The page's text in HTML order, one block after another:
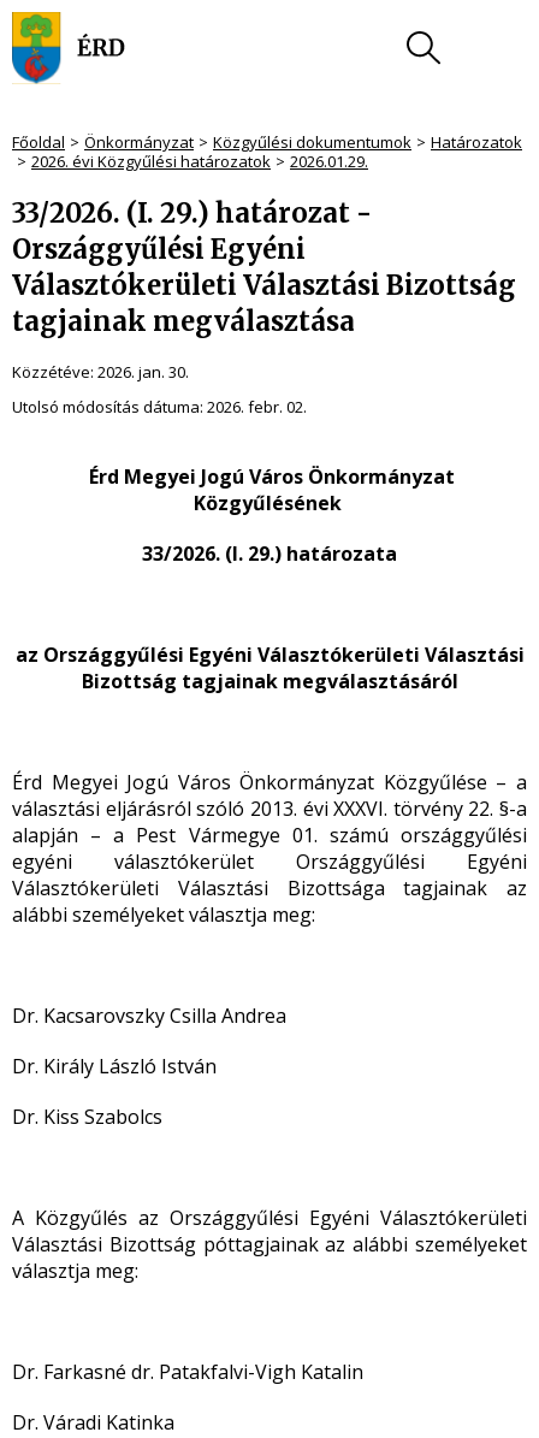
Főoldal Önkormányzat Közgyűlési dokumentumok
Határozatok
2026. évi Közgyűlési határozatok
2026.01.29.
33/2026. (I. 29.) határozat -
Országgyűlési Egyéni
Választókerületi Választási Bizottság
tagjainak megválasztása
Közzétéve: 2026. jan. 30.
Utolsó módosítás dátuma: 2026. febr. 02.
Érd Megyei Jogú Város Önkormányzat
Közgyűlésének
33/2026. (I. 29.) határozata
az Országgyűlési Egyéni Választókerületi Választási
Bizottság tagjainak megválasztásáról
Érd Megyei Jogú Város Önkormányzat Közgyűlése – a
választási eljárásról szóló 2013. évi XXXVI. törvény 22. §-a
alapján – a Pest Vármegye 01. számú országgyűlési
egyéni választókerület Országgyűlési Egyéni
Választókerületi Választási Bizottsága tagjainak az
alábbi személyeket választja meg:
Dr. Kacsarovszky Csilla Andrea
Dr. Király László István
Dr. Kiss Szabolcs
A Közgyűlés az Országgyűlési Egyéni Választókerületi
Választási Bizottság póttagjainak az alábbi személyeket
választja meg:
Dr. Farkasné dr. Patakfalvi-Vigh Katalin
Dr. Váradi Katinka